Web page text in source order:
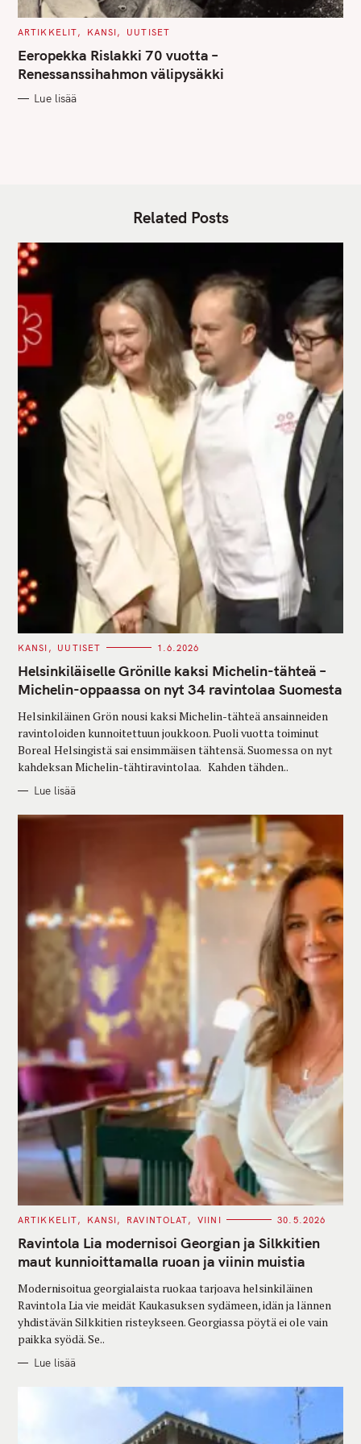
C
T
E
G
O
I
ARTIKKELIT KANSI UUTISET
Eeropekka Rislakki 70 vuotta –
Renessanssihahmon välipysäkki
Lue lisää
Related Posts
C
T
E
G
O
I
E
S
KANSI UUTISET 1.6.2026
Helsinkiläiselle Grönille kaksi Michelin-tähteä –
Michelin-oppaassa on nyt 34 ravintolaa Suomesta
Helsinkiläinen Grön nousi kaksi Michelin-tähteä ansainneiden
ravintoloiden kunnoitettuun joukkoon. Puoli vuotta toiminut
Boreal Helsingistä sai ensimmäisen tähtensä. Suomessa on nyt
kahdeksan Michelin-tähtiravintolaa. Kahden tähden..
Lue lisää
C
T
E
G
O
I
S
ARTIKKELIT KANSI RAVINTOLAT VIINI 30.5.2026
Ravintola Lia modernisoi Georgian ja Silkkitien
maut kunnioittamalla ruoan ja viinin muistia
Modernisoitua georgialaista ruokaa tarjoava helsinkiläinen
Ravintola Lia vie meidät Kaukasuksen sydämeen, idän ja lännen
yhdistävän Silkkitien risteykseen. Georgiassa pöytä ei ole vain
paikka syödä. Se..
Lue lisää